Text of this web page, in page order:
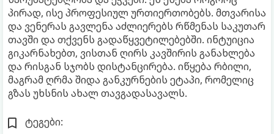
პირად, ისე პროფესიულ ურთიერთობებს. მთვარისა
და ვენერას გავლენა აძლიერებს რწმენას საკუთარ
თავში და თქვენს გადაწყვეტილებებში. ინტუიცია
გიკარნახებთ, ვისთან ღირს კავშირის განახლება
და რისგან სჯობს დისტანცირება. იწყება რბილი,
მაგრამ ღრმა შიდა განკურნების ეტაპი, რომელიც
გზას უხსნის ახალ თავგადასავალს.
ტეგები: